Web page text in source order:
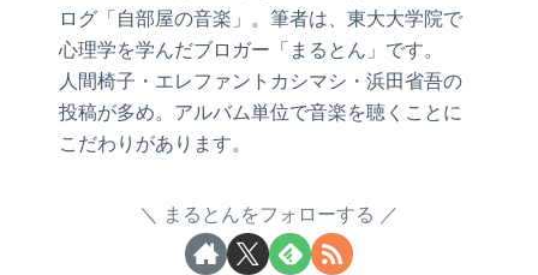
ログ「自部屋の音楽」。筆者は、東大大学院で
心理学を学んだブロガー「まるとん」です。
人間椅子・エレファントカシマシ・浜田省吾の
投稿が多め。アルバム単位で音楽を聴くことに
こだわりがあります。
まるとんをフォローする